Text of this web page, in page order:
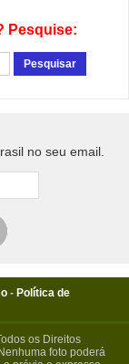
Pesquise:
no seu email.
- Política de
os Direitos
foto poderá